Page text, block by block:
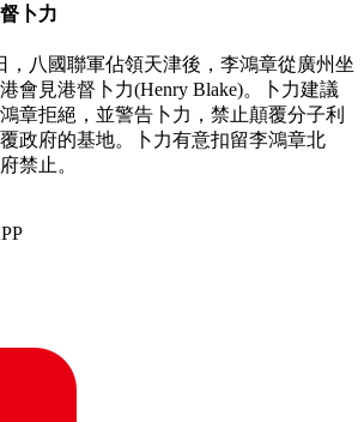
卜力
，八國聯軍佔領天津後，李鴻章從廣州坐
會見港督卜力(Henry Blake)。卜力建議
章拒絕，並警告卜力，禁止顛覆分子利
政府的基地。卜力有意扣留李鴻章北
禁止。